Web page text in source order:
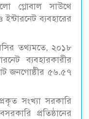
গ্লোবাল সাউথে
ব্যবহারের
তথ্যমতে, ২০১৮
ব্যবহারকারীর
জনগোষ্ঠীর ৫৬.৫৭
সংখ্যা সরকারি
প্রতিষ্ঠানের